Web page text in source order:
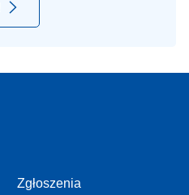
Zgłoszenia